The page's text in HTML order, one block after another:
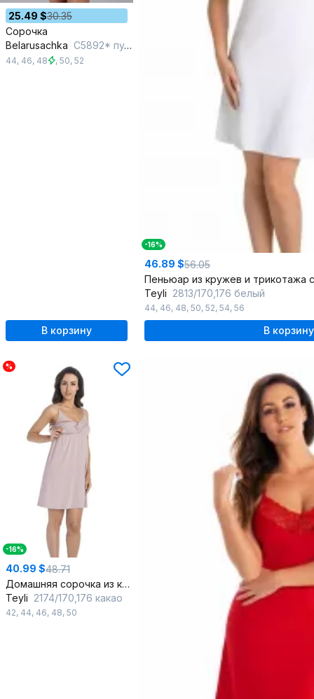
25.49 $30.35
Сорочка
Belarusachka С5892* пудра
44, 46, 48 , 50, 52
В корзину
-16%
46.89 $56.05
Пеньюар из кружев и трикотажа
Teyli 2813/170,176 белый
44, 46, 48, 50, 52, 54, 56
В корзину
%
-16%
40.99 $48.71
Домашняя сорочка из кружев и трикотажа с бюстье
Teyli 2174/170,176 какао
42, 44, 46, 48, 50